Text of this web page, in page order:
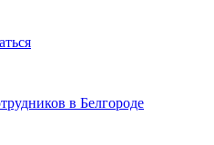
в Белгороде